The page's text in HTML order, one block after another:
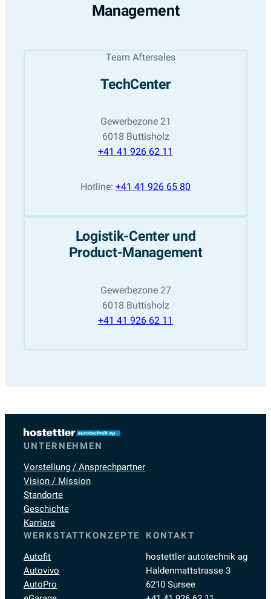
Management
TechCenter
Gewerbezone 21
6018 Buttisholz
+41 41 926 62 11
Hotline: +41 41 926 65 80
Logistik-Center und
Product-Management
Gewerbezone 27
6018 Buttisholz
+41 41 926 62 11
UNTERNEHMEN
Vorstellung / Ansprechpartner
Vision / Mission
Standorte
Geschichte
Karriere
WERKSTATTKONZEPTE
Autofit
Autovivo
AutoPro
KONTAKT
hostettler autotechnik ag
Haldenmattstrasse 3
6210 Sursee